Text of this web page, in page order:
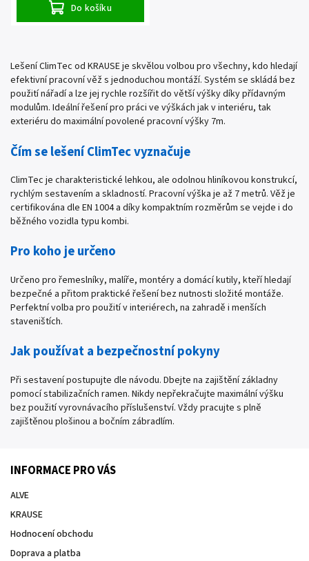
Do košíku
Lešení ClimTec od KRAUSE je skvělou volbou pro všechny, kdo hledají
efektivní pracovní věž s jednoduchou montáží. Systém se skládá bez
použití nářadí a lze jej rychle rozšířit do větší výšky díky přídavným
modulům. Ideální řešení pro práci ve výškách jak v interiéru, tak
exteriéru do maximální povolené pracovní výšky 7m.
Čím se lešení ClimTec vyznačuje
ClimTec je charakteristické lehkou, ale odolnou hliníkovou konstrukcí,
rychlým sestavením a skladností. Pracovní výška je až 7 metrů. Věž je
certifikována dle EN 1004 a díky kompaktním rozměrům se vejde i do
běžného vozidla typu kombi.
Pro koho je určeno
Určeno pro řemeslníky, malíře, montéry a domácí kutily, kteří hledají
bezpečné a přitom praktické řešení bez nutnosti složité montáže.
Perfektní volba pro použití v interiérech, na zahradě i menších
staveništích.
Jak používat a bezpečnostní pokyny
Při sestavení postupujte dle návodu. Dbejte na zajištění základny
pomocí stabilizačních ramen. Nikdy nepřekračujte maximální výšku
bez použití vyrovnávacího příslušenství. Vždy pracujte s plně
zajištěnou plošinou a bočním zábradlím.
INFORMACE PRO VÁS
ALVE
KRAUSE
Hodnocení obchodu
Doprava a platba